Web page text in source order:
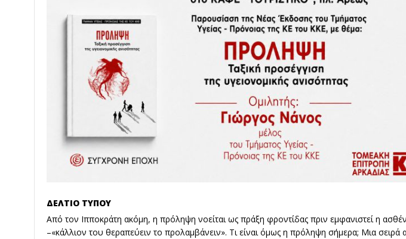
ΔΕΛΤΙΟ ΤΥΠΟΥ
Από τον Ιπποκράτη ακόμη, η πρόληψη νοείται ως πράξη φροντίδας πριν εμφανιστεί η
–«κάλλιον του θεραπεύειν το προλαμβάνειν». Τι είναι όμως η πρόληψη σήμερα; Μια σειρά